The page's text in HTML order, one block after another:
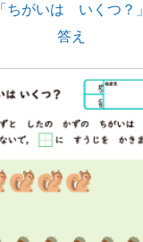
「ちがいは いくつ？」
答え